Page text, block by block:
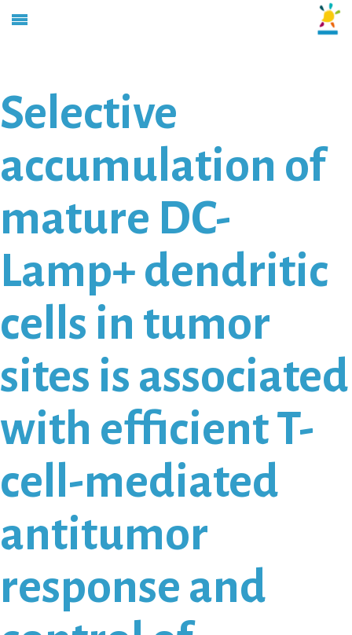
Selective
accumulation of
mature DC-
Lamp+ dendritic
cells in tumor
sites is associated
with efficient T-
cell-mediated
antitumor
response and